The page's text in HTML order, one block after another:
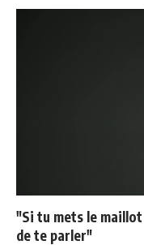
"Si tu mets le
de te parler"